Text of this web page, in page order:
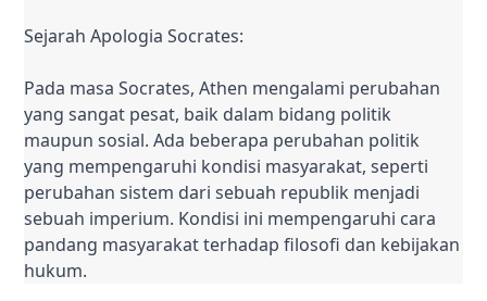
Sejarah Apologia Socrates:
Pada masa Socrates, Athen mengalami perubahan
yang sangat pesat, baik dalam bidang politik
maupun sosial. Ada beberapa perubahan politik
yang mempengaruhi kondisi masyarakat, seperti
perubahan sistem dari sebuah republik menjadi
sebuah imperium. Kondisi ini mempengaruhi cara
pandang masyarakat terhadap filosofi dan kebijakan
hukum.